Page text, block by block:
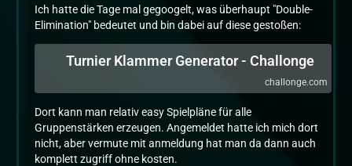
Ich hatte die Tage mal gegoogelt, was überhaupt "Double-
Elimination" bedeutet und bin dabei auf diese gestoßen:
Turnier Klammer Generator - Challonge
challonge.com
Dort kann man relativ easy Spielpläne für alle
Gruppenstärken erzeugen. Angemeldet hatte ich mich dort
nicht, aber vermute mit anmeldung hat man da dann auch
komplett zugriff ohne kosten.